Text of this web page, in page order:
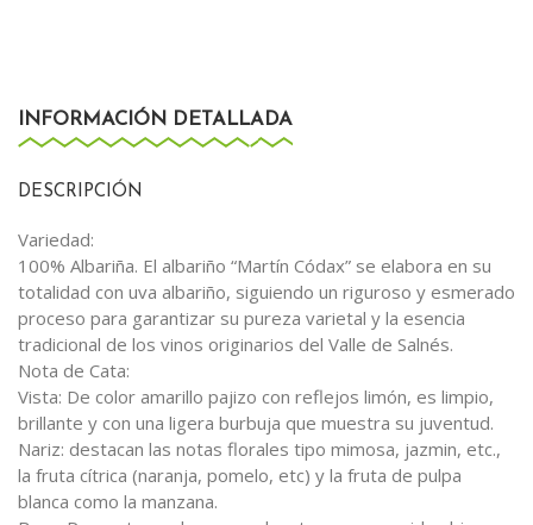
INFORMACIÓN DETALLADA
DESCRIPCIÓN
Variedad:
100% Albariña. El albariño “Martín Códax” se elabora en su
totalidad con uva albariño, siguiendo un riguroso y esmerado
proceso para garantizar su pureza varietal y la esencia
tradicional de los vinos originarios del Valle de Salnés.
Nota de Cata:
Vista: De color amarillo pajizo con reflejos limón, es limpio,
brillante y con una ligera burbuja que muestra su juventud.
Nariz: destacan las notas florales tipo mimosa, jazmin, etc.,
la fruta cítrica (naranja, pomelo, etc) y la fruta de pulpa
blanca como la manzana.